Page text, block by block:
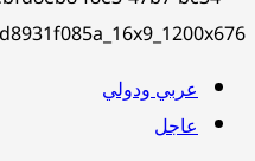
عربي ودولي
عاجل